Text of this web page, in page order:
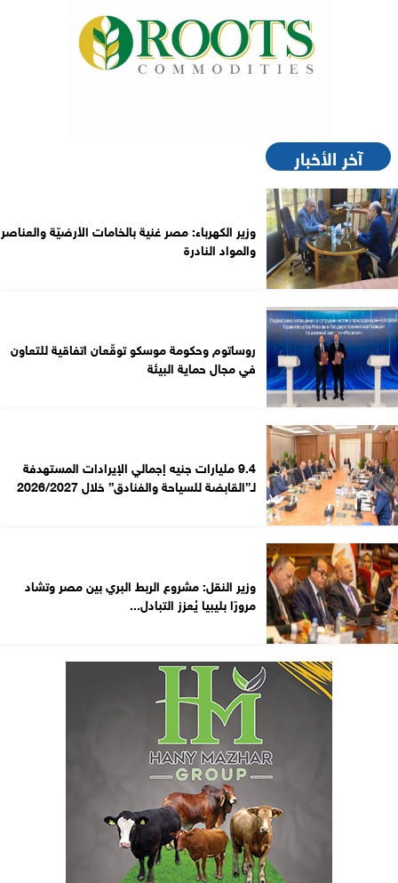
آخر الأخبار
وزير الكهرباء: مصر غنية بالخامات الأرضيّة والعناصر
والمواد النادرة
روساتوم وحكومة موسكو توقّعان اتفاقية للتعاون
في مجال حماية البيئة
9.4 مليارات جنيه إجمالي الإيرادات المستهدفة
لـ”القابضة للسياحة والفنادق” خلال 2026/2027
وزير النقل: مشروع الربط البري بين مصر وتشاد
مرورًا بليبيا يُعزز التبادل...